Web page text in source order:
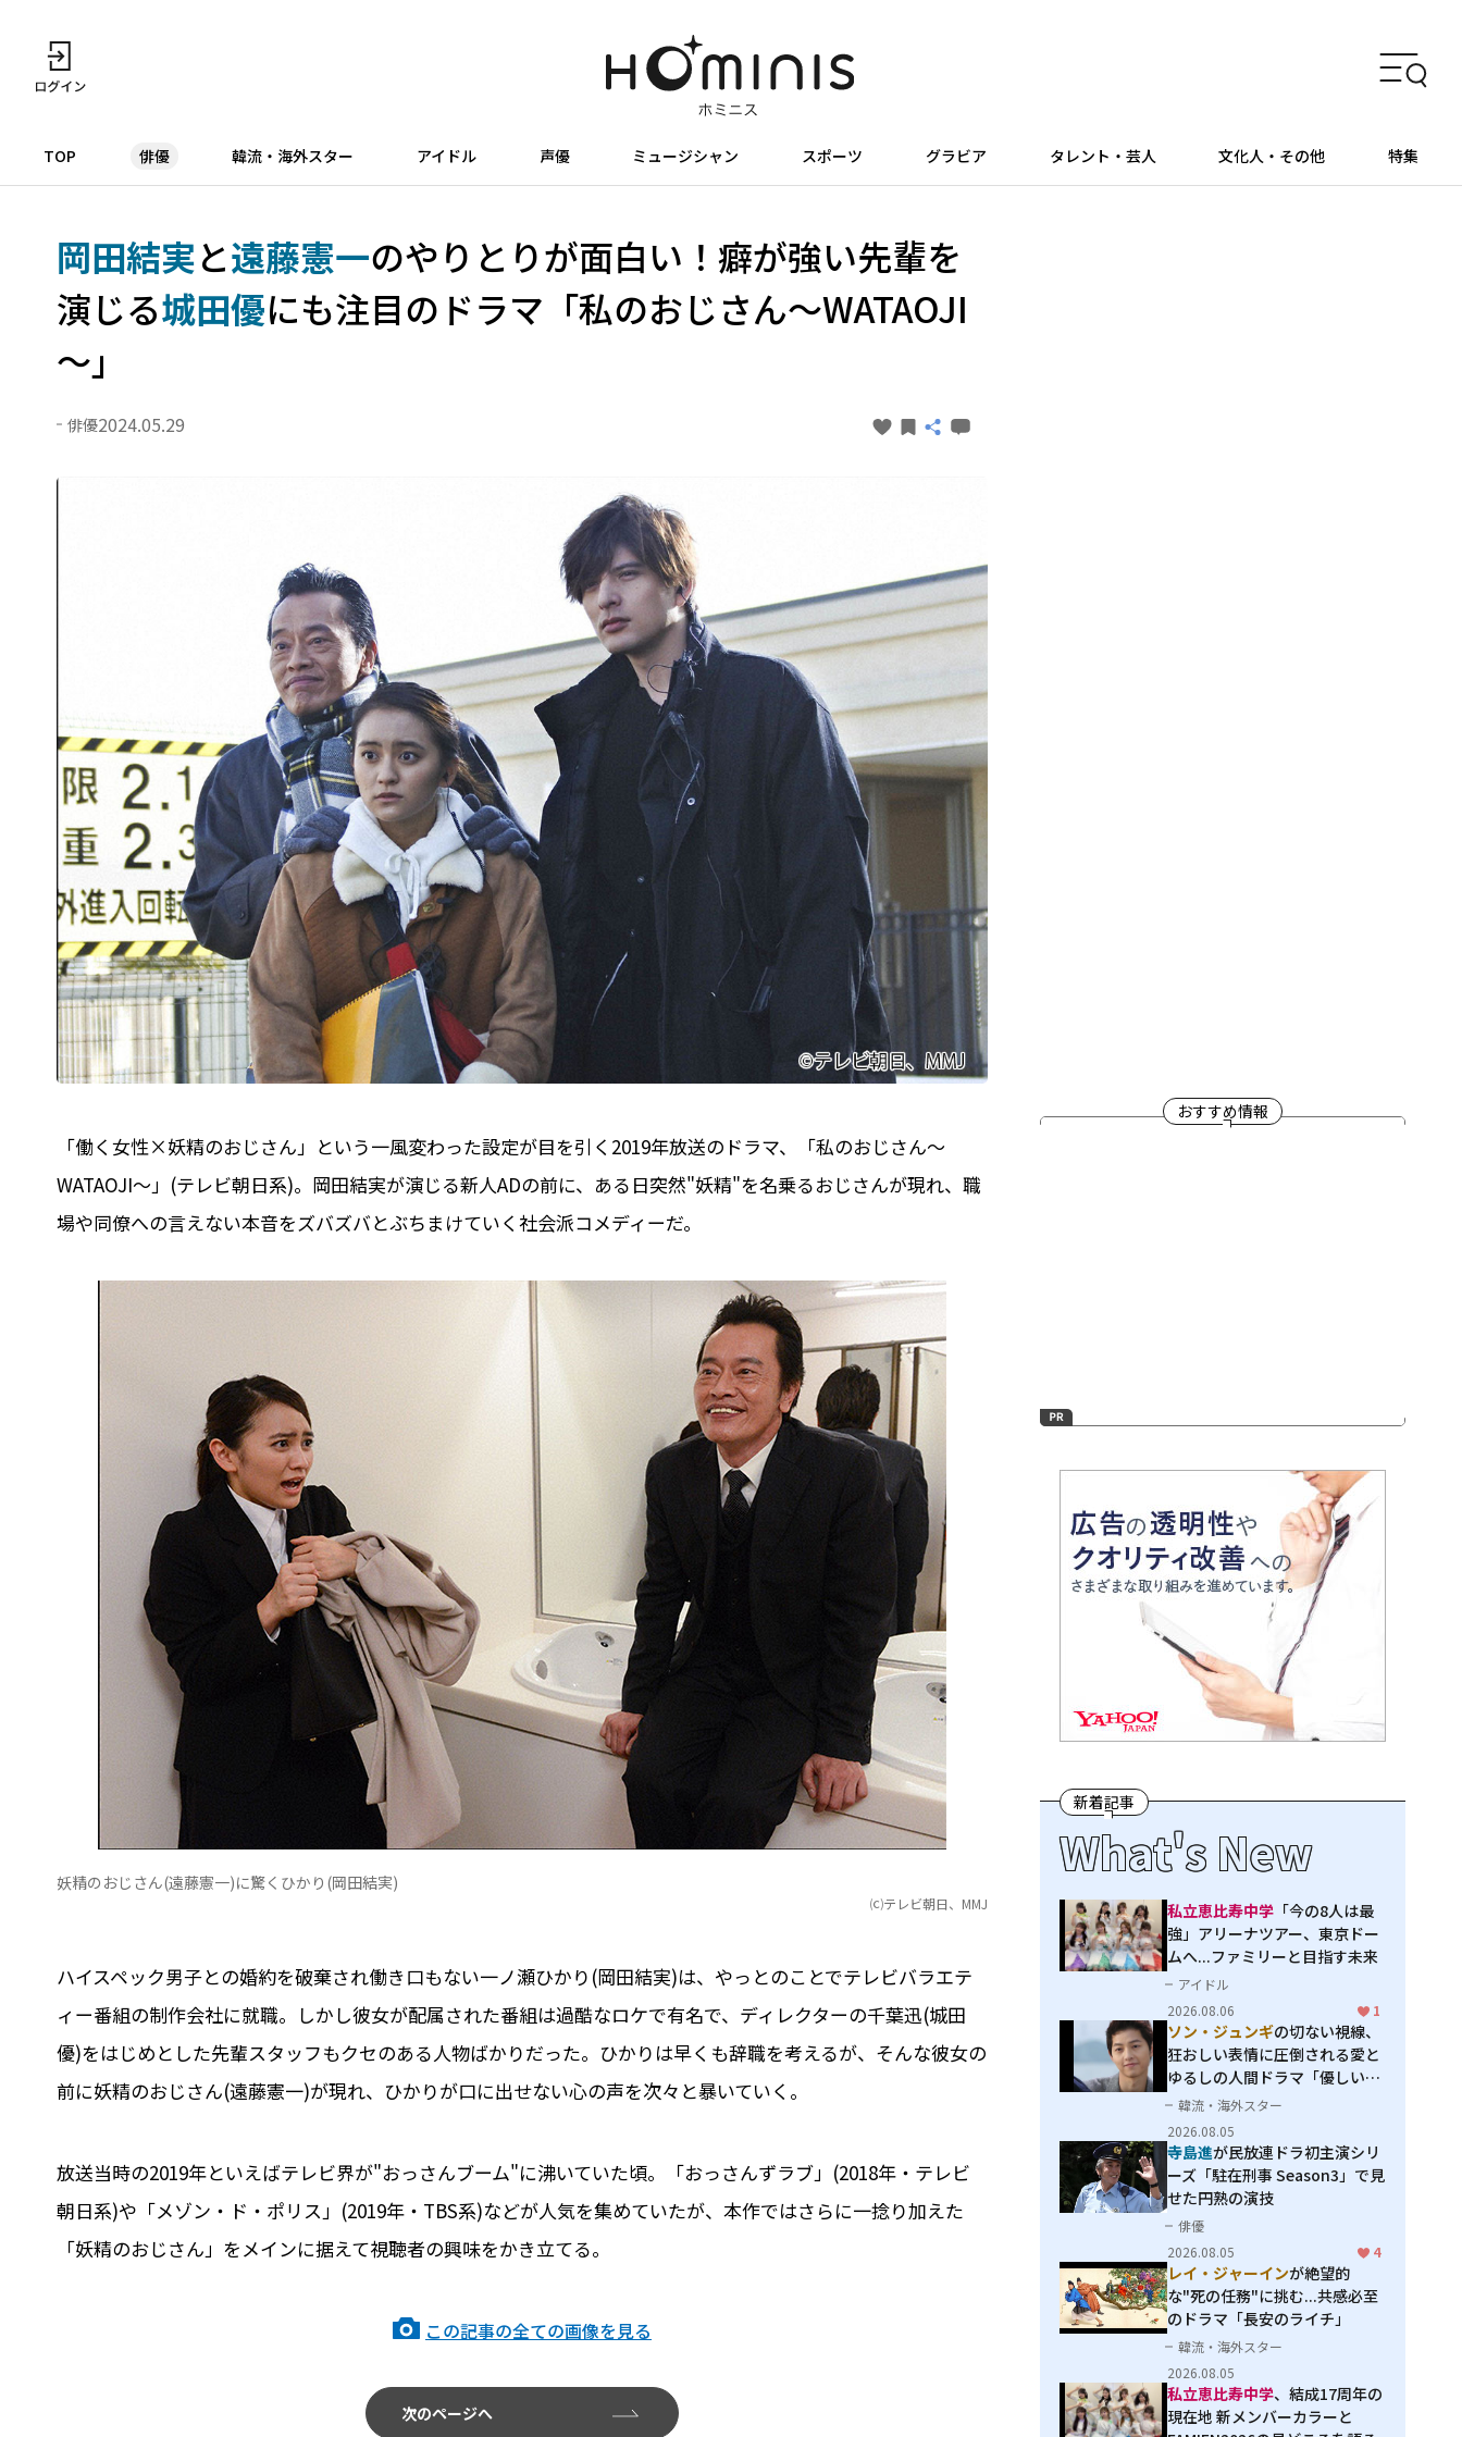
TOP 俳優 韓流・海外スター アイドル 声優 ミュージシャン スポーツ グラビア タレント・芸人 文化人・その他 特集
岡田結実と遠藤憲一のやりとりが面白い！癖が強い先輩を
演じる城田優にも注目のドラマ「私のおじさん～WATAOJI
～」
俳優2024.05.29
「働く女性×妖精のおじさん」という一風変わった設定が目を引く2019年放送のドラマ、「私のおじさん～
WATAOJI～」(テレビ朝日系)。岡田結実が演じる新人ADの前に、ある日突然"妖精"を名乗るおじさんが現れ、職
場や同僚への言えない本音をズバズバとぶちまけていく社会派コメディーだ。
妖精のおじさん(遠藤憲一)に驚くひかり(岡田結実)
⒞テレビ朝日、MMJ
ハイスペック男子との婚約を破棄され働き口もない一ノ瀬ひかり(岡田結実)は、やっとのことでテレビバラエテ
ィー番組の制作会社に就職。しかし彼女が配属された番組は過酷なロケで有名で、ディレクターの千葉迅(城田
優)をはじめとした先輩スタッフもクセのある人物ばかりだった。ひかりは早くも辞職を考えるが、そんな彼女の
前に妖精のおじさん(遠藤憲一)が現れ、ひかりが口に出せない心の声を次々と暴いていく。
放送当時の2019年といえばテレビ界が"おっさんブーム"に沸いていた頃。「おっさんずラブ」(2018年・テレビ
朝日系)や「メゾン・ド・ポリス」(2019年・TBS系)などが人気を集めていたが、本作ではさらに一捻り加えた
「妖精のおじさん」をメインに据えて視聴者の興味をかき立てる。
この記事の全ての画像を見る
次のページへ
おすすめ情報
新着記事
What's New
私立恵比寿中学 「今の8人は最
強」アリーナツアー、東京ドー
ムへ...ファミリーと目指す未来
アイドル
2026.08.06
1
ソン・ジュンギの切ない視線、
狂おしい表情に圧倒される――愛と
ゆるしの人間ドラマ「優しい
男」
韓流・海外スター
2026.08.05
寺島進が民放連ドラ初主演シリ
ーズ「駐在刑事 Season3」で見
せた円熟の演技
俳優
2026.08.05
4
レイ・ジャーインが絶望的
な"死の任務"に挑む...共感必至
のドラマ「長安のライチ」
韓流・海外スター
2026.08.05
私立恵比寿中学、結成17周年の
現在地 新メンバーカラーと